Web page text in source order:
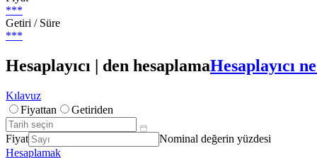
***
Getiri / Süre
***
Hesaplayıcı | den hesaplamaHesaplayıcı
Kılavuz
Fiyattan
Getiriden
Fiyat
Nominal değerin yüzdesi
Hesaplamak